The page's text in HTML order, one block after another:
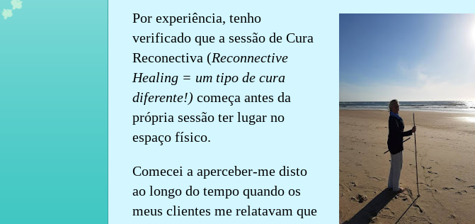
Por experiência, tenho
verificado que a sessão de Cura
Reconectiva (Reconnective
Healing = um tipo de cura
diferente!) começa antes da
própria sessão ter lugar no
espaço físico.
Comecei a aperceber-me disto
ao longo do tempo quando os
meus clientes me relatavam que